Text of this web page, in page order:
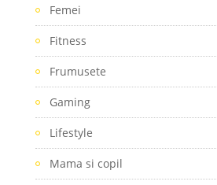
Femei
Fitness
Frumusete
Gaming
Lifestyle
Mama si copil